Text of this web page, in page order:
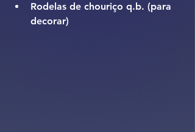
Rodelas de chouriço q.b. (para
decorar)